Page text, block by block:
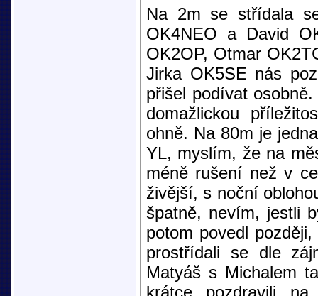
Na 2m se střídala
OK4NEO a David
OK2OP, Otmar
Jirka OK5SE nás
přišel podívat
domažlickou
ohně. Na 80m je
YL, myslím, že na
méně rušení než v
živější, s noční
špatně, nevím, jestli
potom povedl
prostřídali se dle
Matyáš s Michalem
krátce pozdravili